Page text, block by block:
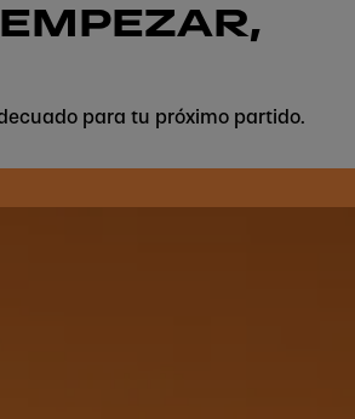
para tu próximo partido.